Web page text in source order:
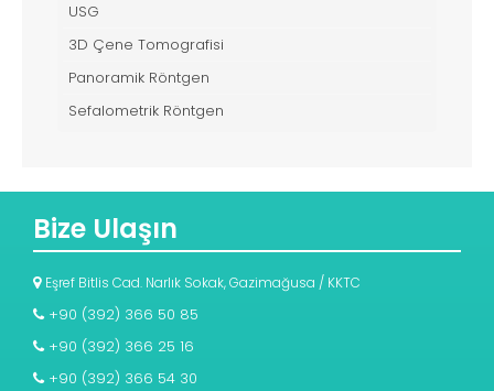
USG
3D Çene Tomografisi
Panoramik Röntgen
Sefalometrik Röntgen
Bize Ulaşın
Eşref Bitlis Cad. Narlık Sokak, Gazimağusa / KKTC
+90 (392) 366 50 85
+90 (392) 366 25 16
+90 (392) 366 54 30